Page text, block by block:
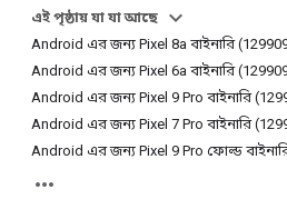
এই পৃষ্ঠায় যা যা আছে
Android এর জন্য Pixel 8a বাইনারি
Android এর জন্য Pixel 6a বাইনারি
Android এর জন্য Pixel 9 Pro বাইনারি
Android এর জন্য Pixel 7 Pro বাইনারি
Android এর জন্য Pixel 9 Pro ফোল্ড